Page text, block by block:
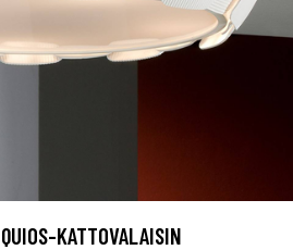
KATTOVALAISIN